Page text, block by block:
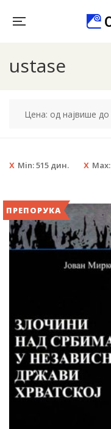
ustase
Min:515 дин. Max:
ПРЕПОРУКА